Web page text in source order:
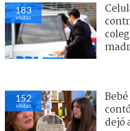
183
visitas
152
visitas
dejó